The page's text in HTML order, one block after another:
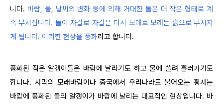
니다. 바람, 물, 날씨의 변화 등에 의해 거대한 돌은 더 작은 형태로 계
속 부서집니다. 돌이 자갈로 자갈은 다시 모래로 모래는 흙으로 부서지
게 됩니다. 이러한 현상을 풍화라고 합니다.
풍화된 작은 알갱이들은 바람에 날리기도 하고 물에 쓸려 흘러가기도
합니다. 사막의 모래바람이나 중국에서 우리나라로 불어오는 황사는
바람에 풍화된 돌의 알갱이가 바람에 날리는 대표적인 현상입니다. 바